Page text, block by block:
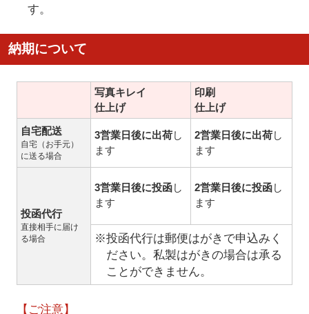
す。
納期について
写真キレイ
仕上げ
印刷
仕上げ
自宅配送
自宅（お手元）
に送る場合
3営業日後に出荷し
ます
2営業日後に出荷し
ます
投函代行
直接相手に届け
る場合
3営業日後に投函し
ます
2営業日後に投函し
ます
※投函代行は郵便はがきで申込みく
ださい。私製はがきの場合は承る
ことができません。
【ご注意】